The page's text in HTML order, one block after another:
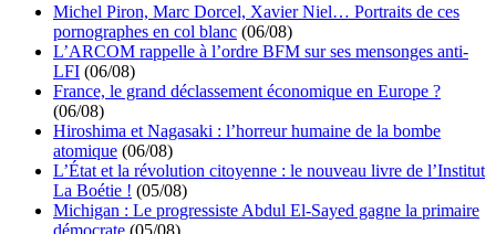
Michel Piron, Marc Dorcel, Xavier Niel… Portraits de ces
pornographes en col blanc (06/08)
L’ARCOM rappelle à l’ordre BFM sur ses mensonges anti-
LFI (06/08)
France, le grand déclassement économique en Europe ?
(06/08)
Hiroshima et Nagasaki : l’horreur humaine de la bombe
atomique (06/08)
L’État et la révolution citoyenne : le nouveau livre de l’Institut
La Boétie ! (05/08)
Michigan : Le progressiste Abdul El-Sayed gagne la primaire
démocrate (05/08)